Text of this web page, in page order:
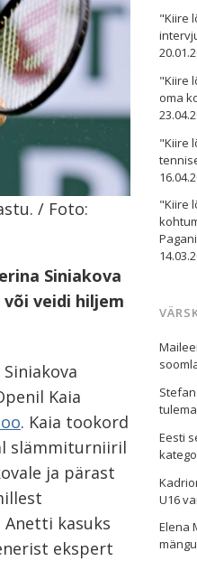
/ Foto:
Siniakova
veidi hiljem
Kaia
. Kaia tookord
slämmiturniiril
ja pärast
kasuks
ekspert
"Kiire
"Kiire
oma
"Kiire
"Kiire
Eesti
U16
Elena